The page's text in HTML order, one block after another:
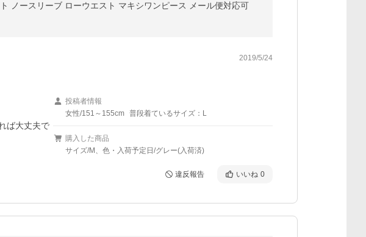
ノースリーブ ローウエスト マキシワンピース メール便対応可
2019/5/24
ば大丈夫で
投稿者情報
女性/151～155cm 普段着ているサイズ：L
購入した商品
サイズ/M、色・入荷予定日/グレー(入荷済)
違反報告 いいね 0